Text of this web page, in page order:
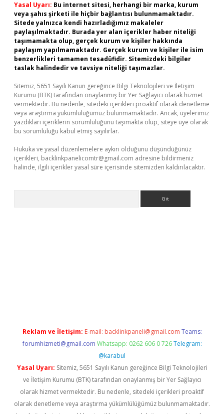
Yasal Uyarı: Bu internet sitesi, herhangi bir marka, kurum
veya şahıs şirketi ile hiçbir bağlantısı bulunmamaktadır.
Sitede yalnızca kendi hazırladığımız makaleler
paylaşılmaktadır. Burada yer alan içerikler haber niteliği
taşımamakta olup, gerçek kurum ve kişiler hakkında
paylaşım yapılmamaktadır. Gerçek kurum ve kişiler ile isim
benzerlikleri tamamen tesadüfidir. Sitemizdeki bilgiler
taslak halindedir ve tavsiye niteliği taşımazlar.
Sitemiz, 5651 Sayılı Kanun gereğince Bilgi Teknolojileri ve İletişim
Kurumu (BTK) tarafından onaylanmış bir Yer Sağlayıcı olarak hizmet
vermektedir. Bu nedenle, sitedeki içerikleri proaktif olarak denetleme
veya araştırma yükümlülüğümüz bulunmamaktadır. Ancak, üyelerimiz
yazdıkları içeriklerin sorumluluğunu taşımakta olup, siteye üye olarak
bu sorumluluğu kabul etmiş sayılırlar.
Hukuka ve yasal düzenlemelere aykırı olduğunu düşündüğünüz
içerikleri, backlinkpanelicomtr@gmail.com adresine bildirmeniz
halinde, ilgili içerikler yasal süre içerisinde sitemizden kaldırılacaktır.
Reklam ve İletişim: E-mail: backlinkpaneli@gmail.com Teams:
forumhizmeti@gmail.com Whatsapp: 0262 606 0 726 Telegram:
@karabul
Yasal Uyarı: Sitemiz, 5651 Sayılı Kanun gereğince Bilgi Teknolojileri
ve İletişim Kurumu (BTK) tarafından onaylanmış bir Yer Sağlayıcı
olarak hizmet vermektedir. Bu nedenle, sitedeki içerikleri proaktif
olarak denetleme veya araştırma yükümlülüğümüz bulunmamaktadır.